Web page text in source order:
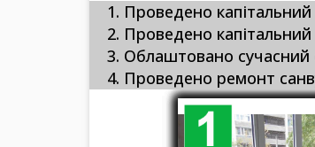
1. Проведено
2. Проведено капітальний
3. Облаштовано
4. Проведено ремонт